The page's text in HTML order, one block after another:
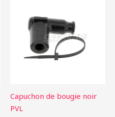
Capuchon de bougie noir
PVL